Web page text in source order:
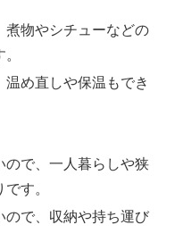
煮物やシチューなどの
め直しや保温もでき
ので、一人暮らしや狭
す。
ので、収納や持ち運び